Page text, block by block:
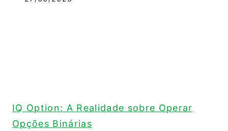
IQ Option: A Realidade sobre Operar
Opções Binárias